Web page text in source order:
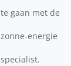
te gaan met de
zonne-energie
specialist.